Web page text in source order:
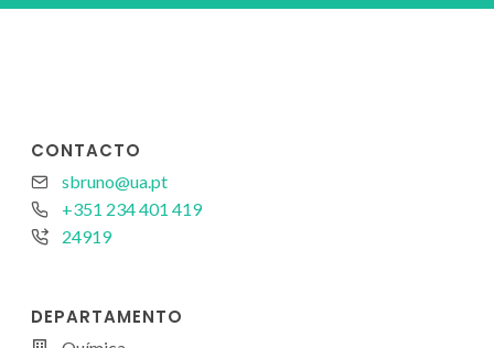
CONTACTO
sbruno@ua.pt
+351 234 401 419
24919
DEPARTAMENTO